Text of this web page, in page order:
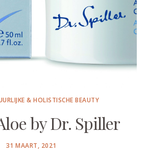
& HOLISTISCHE BEAUTY
by Dr. Spiller
POSTED
31 MAART, 2021